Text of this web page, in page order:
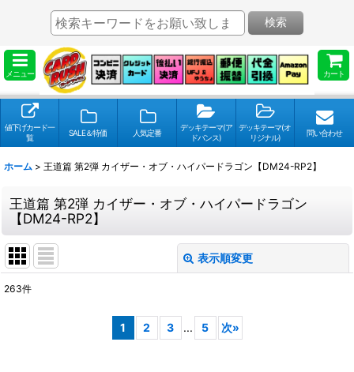
メニュー カート
検索
値下げカード一
覧
SALE＆特価 人気定番
デッキテーマ(ア
ドバンス)
デッキテーマ(オ
リジナル)
問い合わせ
ホーム > 王道篇 第2弾 カイザー・オブ・ハイパードラゴン【DM24-RP2】
王道篇 第2弾 カイザー・オブ・ハイパードラゴン
【DM24-RP2】
表示順変更
263件
1 2 3 ... 5 次»